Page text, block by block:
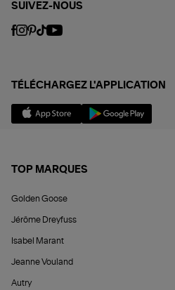
SUIVEZ-NOUS
TÉLÉCHARGEZ L'APPLICATION
TOP MARQUES
Golden Goose
Jérôme Dreyfuss
Isabel Marant
Jeanne Vouland
Autry